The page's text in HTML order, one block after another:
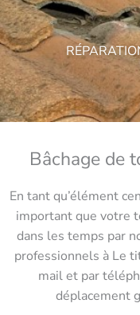
Bâchage de
En tant qu’élément
important que votre
dans les temps par
professionnels à Le
mail et par
déplacement